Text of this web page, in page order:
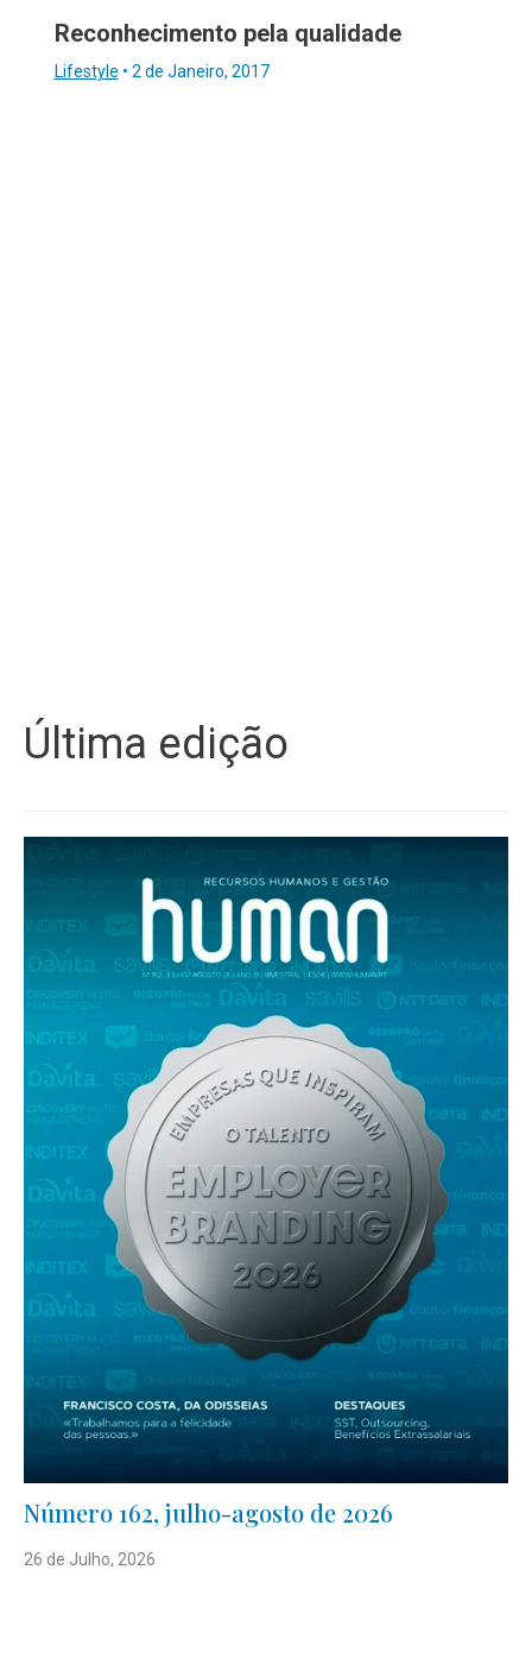
Reconhecimento pela qualidade
Lifestyle • 2 de Janeiro, 2017
Última edição
Número 162, julho-agosto de 2026
26 de Julho, 2026